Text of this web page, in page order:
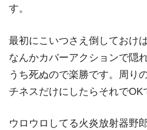
す。
最初にこいつさえ倒しておけ
なんかカバーアクションで隠
うち死ぬので楽勝です。周り
チネスだけにしたらそれでOK
ウロウロしてる火炎放射器野